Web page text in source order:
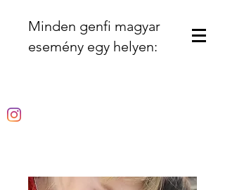
Minden genfi magyar
esemény egy helyen: